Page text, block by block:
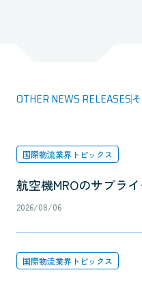
OTHER NEWS RELEASES
国際物流業界トピックス
航空機MROのサプラ
2026/08/06
国際物流業界トピックス